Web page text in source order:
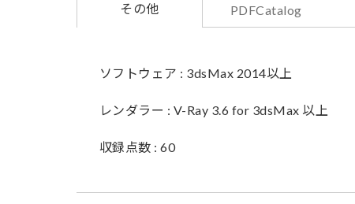
その他 PDFCatalog
ソフトウェア : 3dsMax 2014以上
レンダラー : V-Ray 3.6 for 3dsMax 以上
収録点数 : 60